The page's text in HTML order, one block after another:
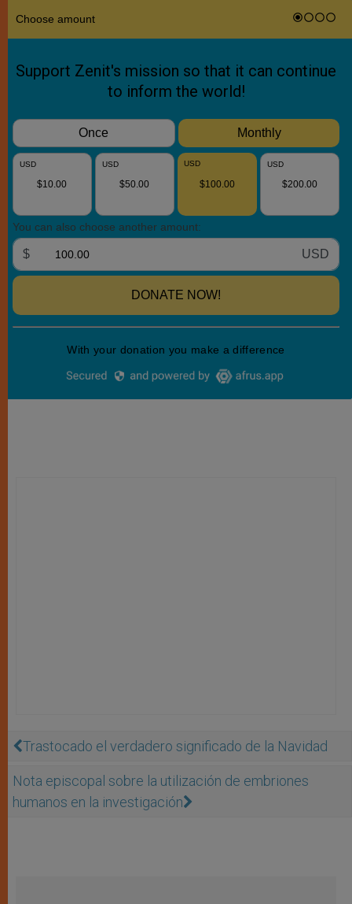
Trastocado el verdadero significado de la Navidad
Nota episcopal sobre la utilización de embriones
humanos en la investigación